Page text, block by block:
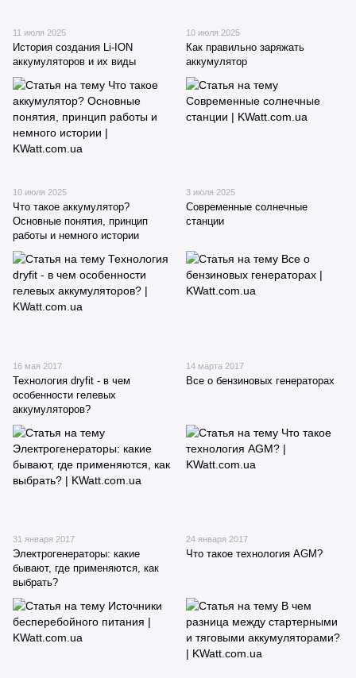
11 июля 2025
История создания Li-ION
аккумуляторов и их виды
10 июля 2025
Как правильно заряжать
аккумулятор
10 июля 2025
Что такое аккумулятор?
Основные понятия, принцип
работы и немного истории
3 июля 2025
Современные солнечные
станции
16 мая 2017
Технология dryfit - в чем
особенности гелевых
аккумуляторов?
14 марта 2017
Все о бензиновых генераторах
31 января 2017
Электрогенераторы: какие
бывают, где применяются, как
выбрать?
24 января 2017
Что такое технология AGM?